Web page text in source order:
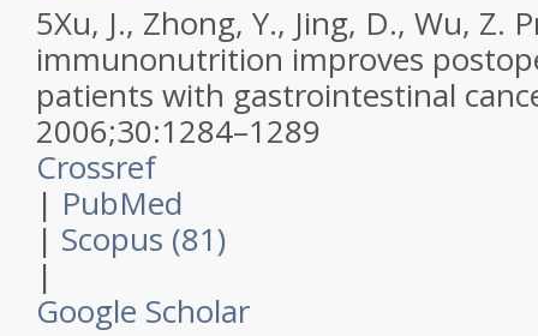
5Xu, J., Zhong, Y., Jing, D., Wu, Z.
immunonutrition improves
patients with gastrointestinal
2006;30:1284–1289
Crossref
| PubMed
| Scopus (81)
|
Google Scholar